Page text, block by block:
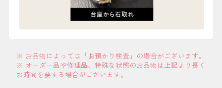
※ お品物によっては「お預かり検査」の場合がございます。
※ オーダー品や修理品、特殊な状態のお品物は上記より長く
お時間を要する場合がございます。